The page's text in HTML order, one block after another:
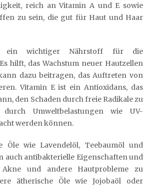
reich an Vitamin A und E sowie
zu sein, die gut für Haut und Haar
wichtiger Nährstoff für die
hilft, das Wachstum neuer Hautzellen
dazu beitragen, das Auftreten von
Vitamin E ist ein Antioxidans, das
den Schaden durch freie Radikale zu
Umweltbelastungen wie UV-
werden können.
Öle wie Lavendelöl, Teebaumöl und
auch antibakterielle Eigenschaften und
und andere Hautprobleme zu
ätherische Öle wie Jojobaöl oder